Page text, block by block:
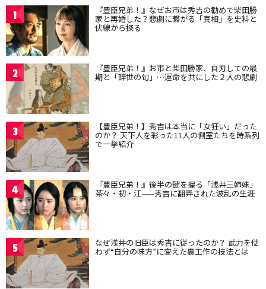
1 『豊臣兄弟！』なぜお市は秀吉の勧めで柴田勝
家と再婚した？悲劇に繋がる「真相」を史料と
伏線から探る
2 『豊臣兄弟！』お市と柴田勝家、自刃しての最
期と「辞世の句」…運命を共にした２人の悲劇
3 【豊臣兄弟！】秀吉は本当に「女狂い」だった
のか？ 天下人を彩った11人の側室たちを時系列
で一挙紹介
4 『豊臣兄弟！』後半の鍵を握る「浅井三姉妹」
茶々・初・江——秀吉に翻弄された波乱の生涯
5 なぜ浅井の旧臣は秀吉に従ったのか？ 武力を使
わず“自分の味方”に変えた裏工作の技法とは